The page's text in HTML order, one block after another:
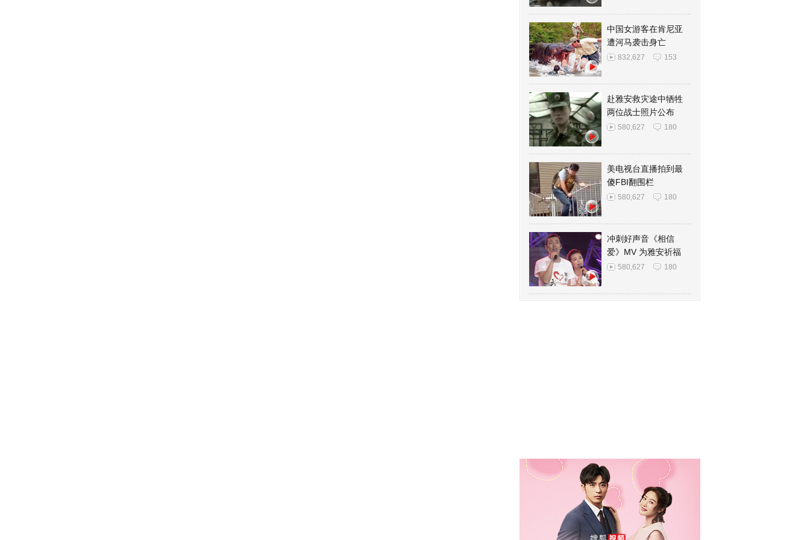
中国女游客在肯尼亚
遭河马袭击身亡
832,627 153
赴雅安救灾途中牺牲
两位战士照片公布
580,627 180
美电视台直播拍到最
傻FBI翻围栏
580,627 180
冲刺好声音《相信
爱》MV 为雅安祈福
580,627 180